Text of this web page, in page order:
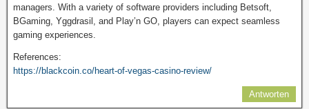
managers. With a variety of software providers including Betsoft,
BGaming, Yggdrasil, and Play’n GO, players can expect seamless
gaming experiences.
References:
https://blackcoin.co/heart-of-vegas-casino-review/
Antworten